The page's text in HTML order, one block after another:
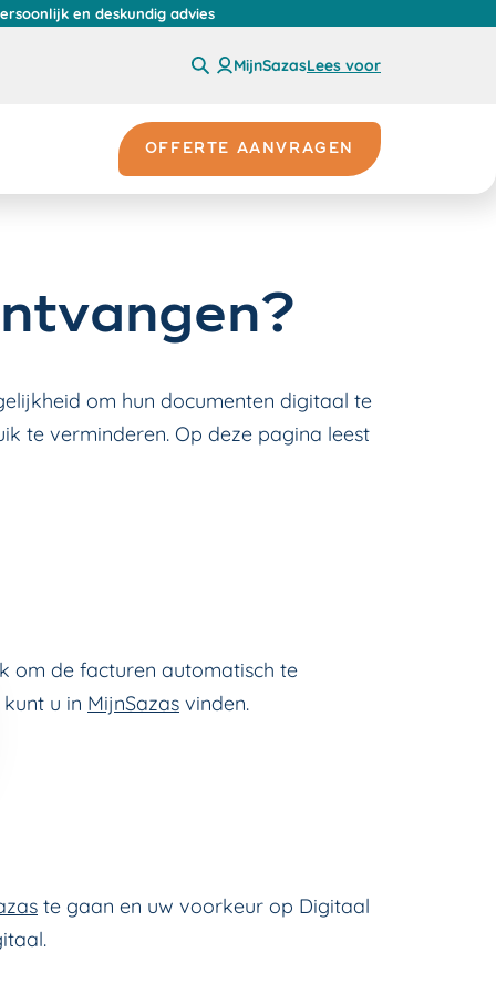
en deskundig advies
MijnSazasLees voor
OFFERTE AANVRAGEN
om hun documenten digitaal te
te verminderen. Op deze pagina leest
om de facturen automatisch te
u in MijnSazas vinden.
te gaan en uw voorkeur op Digitaal